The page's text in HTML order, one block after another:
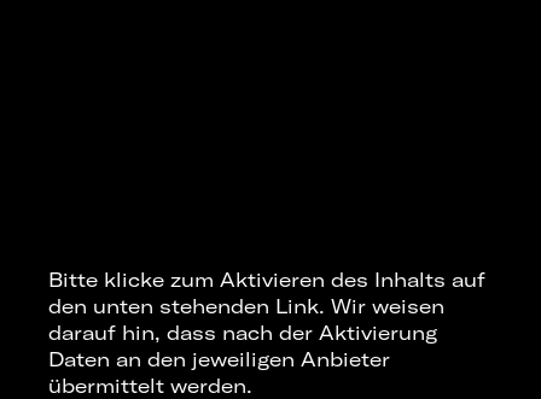
Bitte klicke zum Aktivieren des Inhalts auf
den unten stehenden Link. Wir weisen
darauf hin, dass nach der Aktivierung
Daten an den jeweiligen Anbieter
übermittelt werden.